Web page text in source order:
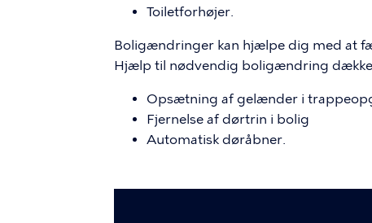
Toiletforhøjer.
Boligændringer kan hjælpe dig med at
Hjælp til nødvendig boligændring
Opsætning af gelænder i
Fjernelse af dørtrin i bolig
Automatisk døråbner.